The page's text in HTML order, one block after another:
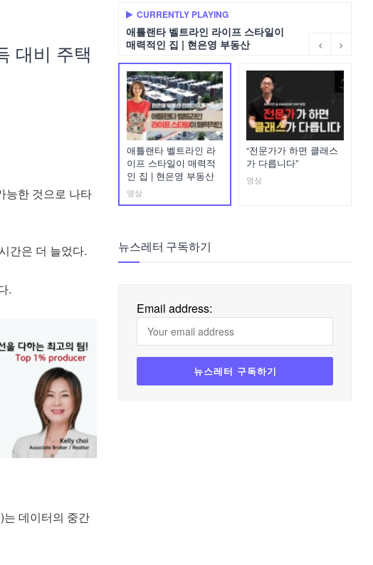
대비 주택
능한 것으로 나타
간은 더 늘었다.
.
는 데이터의 중간
CURRENTLY PLAYING
애틀랜타 벨트라인 라이프 스타일이
매력적인 집 | 현은영 부동산
애틀랜타 벨트라인 라
이프 스타일이 매력적
인 집 | 현은영 부동산
영상
“전문가가 하면 클래스
가 다릅니다”
영상
뉴스레터 구독하기
Email address: